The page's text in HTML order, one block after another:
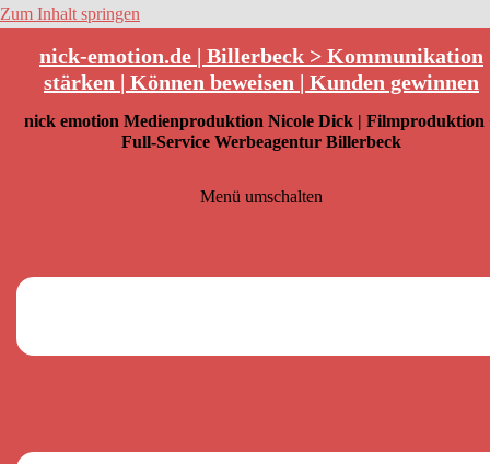
Zum Inhalt springen
nick-emotion.de | Billerbeck > Kommunikation
stärken | Können beweisen | Kunden gewinnen
nick emotion Medienproduktion Nicole Dick | Filmproduktion
Full-Service Werbeagentur Billerbeck
Menü umschalten